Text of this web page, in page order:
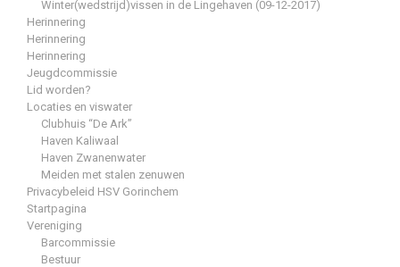
Winter(wedstrijd)vissen in de Lingehaven (09-12-2017)
Herinnering
Herinnering
Herinnering
Jeugdcommissie
Lid worden?
Locaties en viswater
Clubhuis “De Ark”
Haven Kaliwaal
Haven Zwanenwater
Meiden met stalen zenuwen
Privacybeleid HSV Gorinchem
Startpagina
Vereniging
Barcommissie
Bestuur